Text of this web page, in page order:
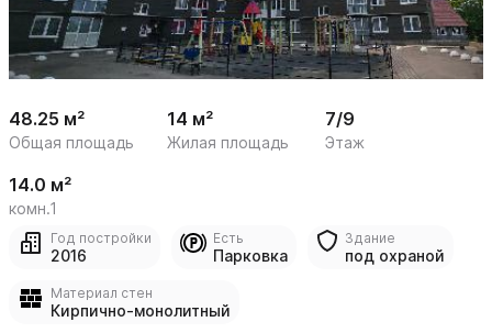
1
/
23
48.25 м²
Общая площадь
14 м²
Жилая площадь
7/9
Этаж
14.0 м²
комн.1
Год постройки
2016
Есть
Парковка
Здание
под охраной
Материал стен
Кирпично-монолитный